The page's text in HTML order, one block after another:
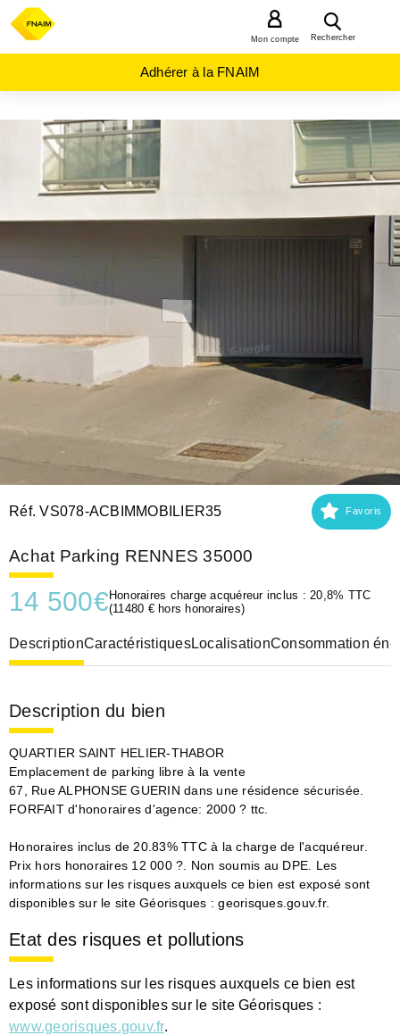
Rechercher
Mon compte
Adhérer à la FNAIM
ACHAT
PARKING
BRETAGNE
ILLE-
VILAINE
Réf. VS078-ACBIMMOBILIER35 Favoris
Achat Parking RENNES 35000
14 500€ Honoraires charge acquéreur inclus : 20,8% TTC
(11480 € hors honoraires)
DescriptionCaractéristiquesLocalisationConsommation
Description du bien
QUARTIER SAINT HELIER-THABOR
Emplacement de parking libre à la vente
67, Rue ALPHONSE GUERIN dans une résidence sécurisée.
FORFAIT d'honoraires d'agence: 2000 ? ttc.
Honoraires inclus de 20.83% TTC à la charge de l'acquéreur.
Prix hors honoraires 12 000 ?. Non soumis au DPE. Les
informations sur les risques auxquels ce bien est exposé sont
disponibles sur le site Géorisques : georisques.gouv.fr.
Etat des risques et pollutions
Les informations sur les risques auxquels ce bien est
exposé sont disponibles sur le site Géorisques :
www.georisques.gouv.fr.